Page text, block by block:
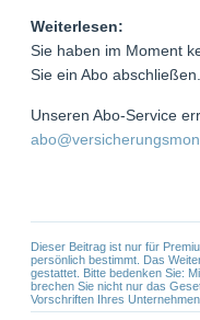
Weiterlesen:
Sie haben im Moment
Sie ein Abo abschließen.
Unseren Abo-Service
Dieser Beitrag ist nur für
persönlich bestimmt. Das
gestattet. Bitte bedenken Sie:
brechen Sie nicht nur das
Vorschriften Ihres